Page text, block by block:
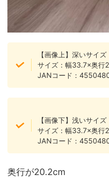
【画像上】深いサイ
サイズ：幅33.7×奥行
JANコード：
【画像下】浅いサイ
サイズ：幅33.7×奥行
JANコード：
奥行が20.2cm